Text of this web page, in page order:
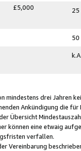
£5,000 25
50
mindestens drei Jahren
Ankündigung die
Übersicht
können eine etwaig
verfallen.
Vereinbarung